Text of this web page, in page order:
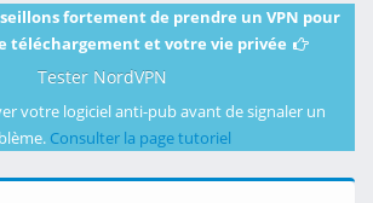
fortement de prendre un VPN pour
téléchargement et votre vie privée
Tester NordVPN
votre logiciel anti-pub avant de signaler un
Consulter la page tutoriel